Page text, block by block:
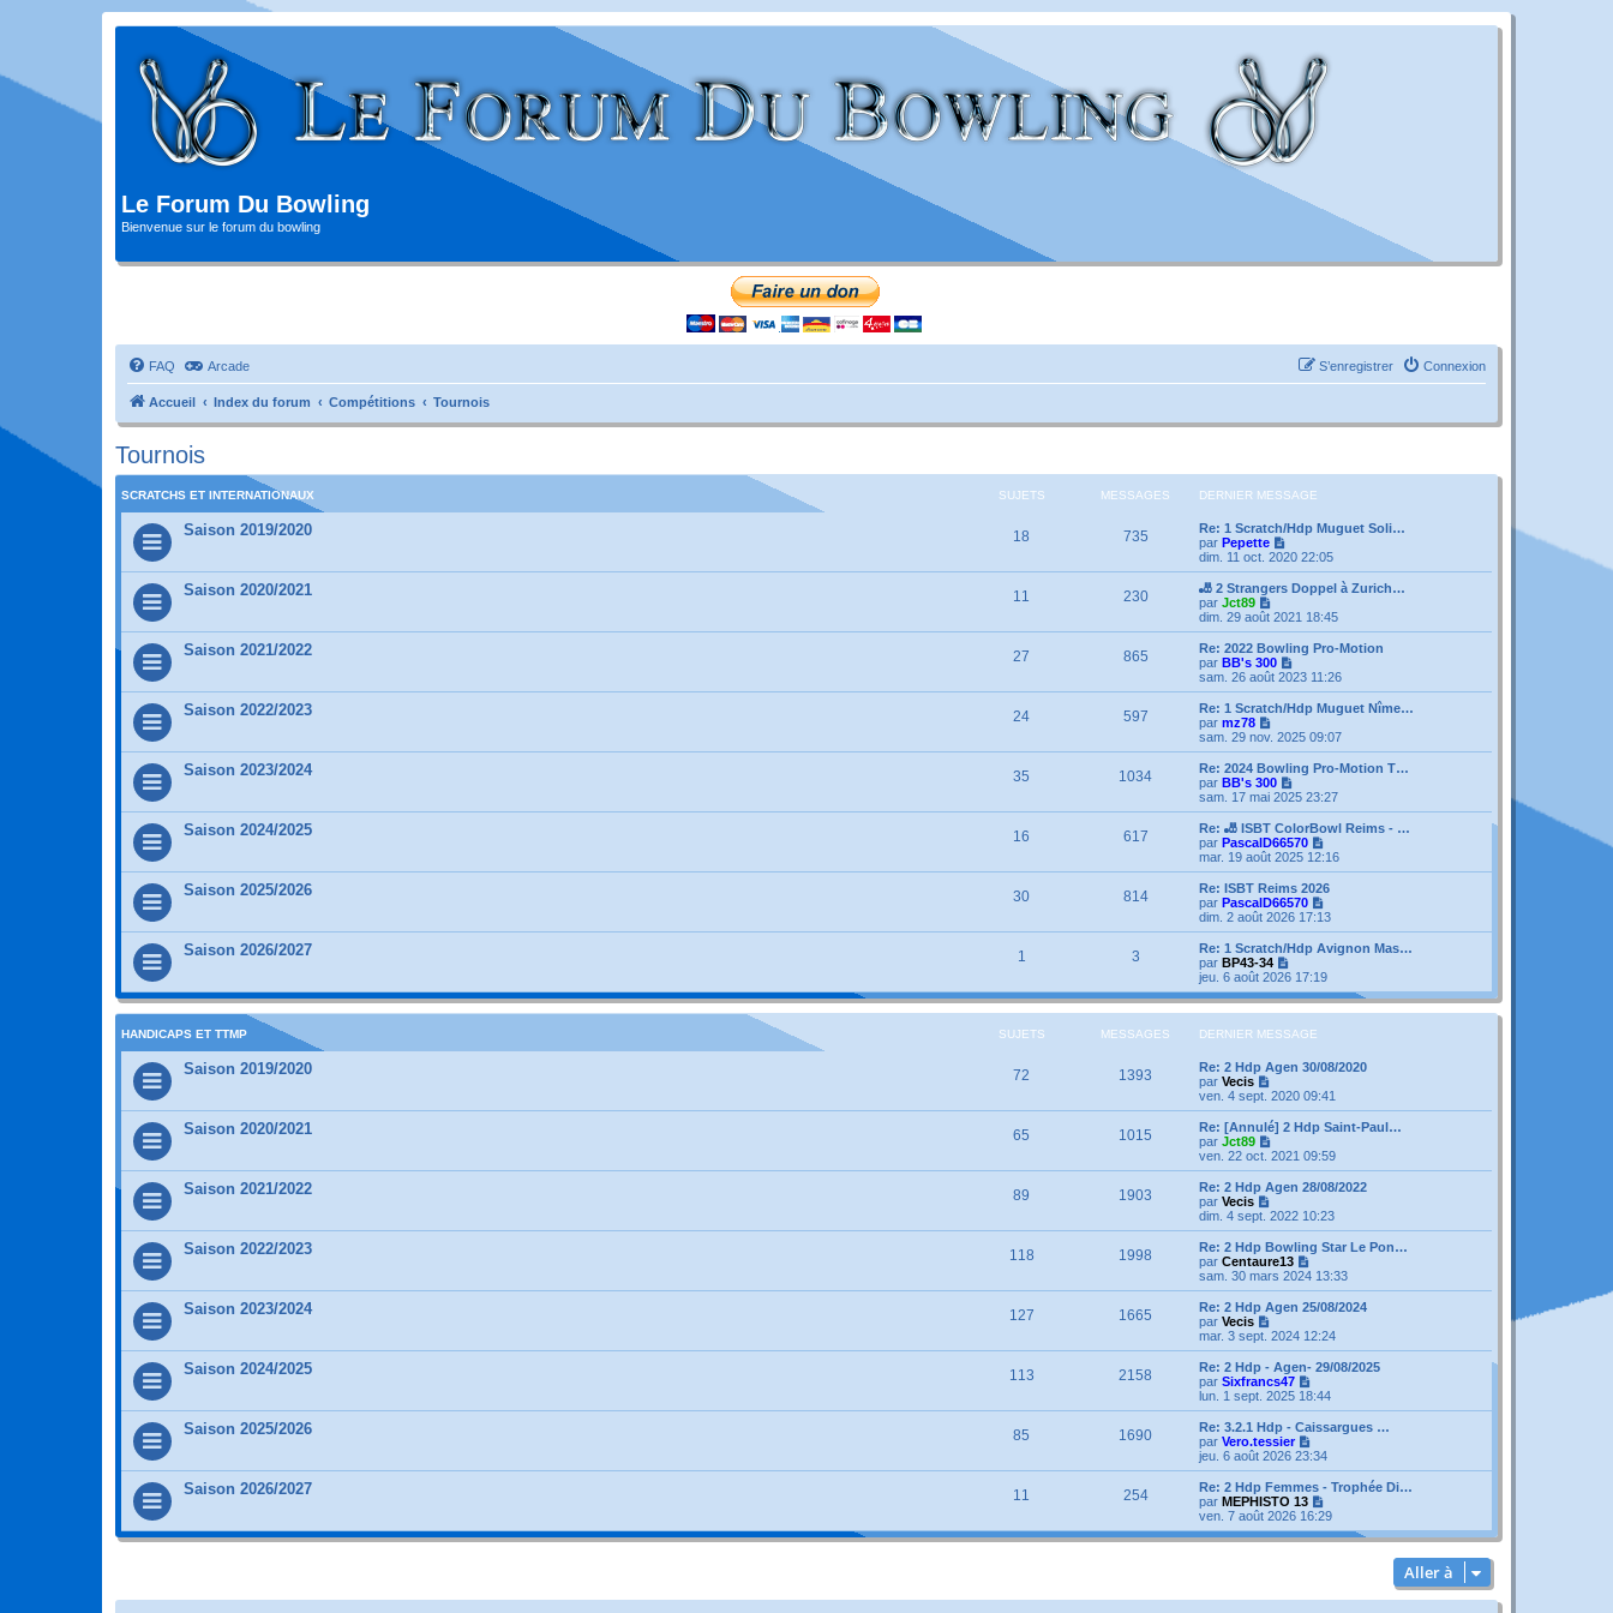
Le Forum Du Bowling
Bienvenue sur le forum du bowling
FAQ Arcade Connexion
S’enregistrer
Accueil Index du forum Compétitions Tournois
Tournois
SCRATCHS ET INTERNATIONAUX SUJETS MESSAGES DERNIER MESSAGE
Saison 2019/2020 18 735
Re: 1 Scratch/Hdp Muguet Soli…
par Pepette
o
i
r
e
e
r
n
i
r
e
s
s
a
g
e
dim. 11 oct. 2020 22:05
Saison 2020/2021 11 230
🎳 2 Strangers Doppel à Zurich…
par Jct89
o
i
r
l
e
e
r
n
r
m
e
s
s
a
g
e
dim. 29 août 2021 18:45
Saison 2021/2022 27 865
Re: 2022 Bowling Pro-Motion
par BB's 300
o
i
r
e
r
n
i
r
m
e
s
s
a
g
e
sam. 26 août 2023 11:26
Saison 2022/2023 24 597
Re: 1 Scratch/Hdp Muguet Nîme…
par mz78
o
i
r
l
e
e
r
n
i
r
m
e
s
s
a
g
e
sam. 29 nov. 2025 09:07
Saison 2023/2024 35 1034
Re: 2024 Bowling Pro-Motion T…
par BB's 300
o
i
r
l
e
e
r
n
i
r
e
s
s
g
sam. 17 mai 2025 23:27
Saison 2024/2025 16 617
Re: 🎳 ISBT ColorBowl Reims - …
par PascalD66570
o
i
r
e
r
n
i
e
r
s
g
e
mar. 19 août 2025 12:16
Saison 2025/2026 30 814
Re: ISBT Reims 2026
par PascalD66570
o
i
r
e
e
r
e
r
m
e
s
g
e
dim. 2 août 2026 17:13
Saison 2026/2027 1 3
Re: 1 Scratch/Hdp Avignon Mas…
par BP43-34
o
i
r
e
e
r
n
i
e
r
m
e
s
g
e
jeu. 6 août 2026 17:19
HANDICAPS ET TTMP SUJETS MESSAGES DERNIER MESSAGE
Saison 2019/2020 72 1393
Re: 2 Hdp Agen 30/08/2020
par Vecis
o
i
r
e
e
r
n
i
r
m
e
s
s
g
e
ven. 4 sept. 2020 09:41
Saison 2020/2021 65 1015
Re: [Annulé] 2 Hdp Saint-Paul…
par Jct89
o
i
r
e
e
r
n
i
r
e
s
s
a
g
e
ven. 22 oct. 2021 09:59
Saison 2021/2022 89 1903
Re: 2 Hdp Agen 28/08/2022
par Vecis
o
i
r
l
e
e
r
n
i
r
m
e
s
s
a
g
e
dim. 4 sept. 2022 10:23
Saison 2022/2023 118 1998
Re: 2 Hdp Bowling Star Le Pon…
par Centaure13
o
i
r
e
e
r
n
i
r
e
s
s
a
g
e
sam. 30 mars 2024 13:33
Saison 2023/2024 127 1665
Re: 2 Hdp Agen 25/08/2024
par Vecis
o
i
r
l
e
e
r
n
i
r
m
e
s
mar. 3 sept. 2024 12:24
Saison 2024/2025 113 2158
Re: 2 Hdp - Agen- 29/08/2025
par Sixfrancs47
o
i
r
e
r
n
i
e
lun. 1 sept. 2025 18:44
Saison 2025/2026 85 1690
Re: 3.2.1 Hdp - Caissargues …
par Vero.tessier
o
i
r
l
e
e
e
jeu. 6 août 2026 23:34
Saison 2026/2027 11 254
Re: 2 Hdp Femmes - Trophée Di…
par MEPHISTO 13
o
i
r
e
ven. 7 août 2026 16:29
Aller à